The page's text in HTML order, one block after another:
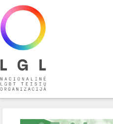
Nacionalinė LGBT teisių organizacija